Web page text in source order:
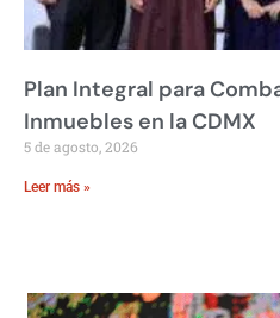
Plan Integral para
Inmuebles en la CDMX
5 de agosto, 2026
Leer más »